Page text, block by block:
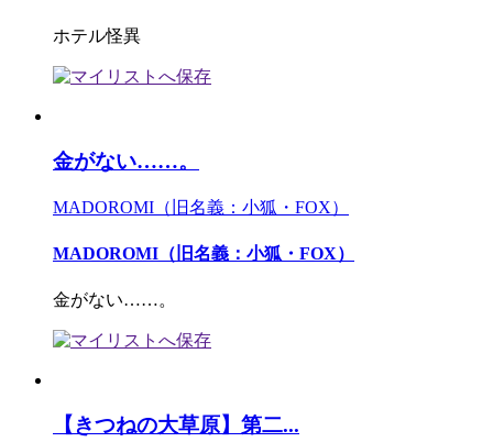
ホテル怪異
金がない……。
MADOROMI（旧名義：小狐・FOX）
MADOROMI（旧名義：小狐・FOX）
金がない……。
【きつねの大草原】第二...